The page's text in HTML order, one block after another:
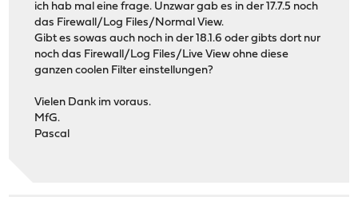
ich hab mal eine frage. Unzwar gab es in der 17.7.5 noch
das Firewall/Log Files/Normal View.
Gibt es sowas auch noch in der 18.1.6 oder gibts dort nur
noch das Firewall/Log Files/Live View ohne diese
ganzen coolen Filter einstellungen?
Vielen Dank im voraus.
MfG.
Pascal